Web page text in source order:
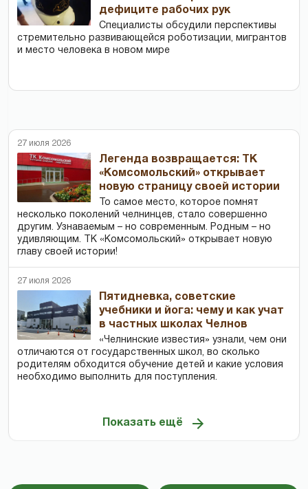
дефиците рабочих рук
Специалисты обсудили перспективы
стремительно развивающейся роботизации, мигрантов
и место человека в новом мире
27 июля 2026
Легенда возвращается: ТК
«Комсомольский» открывает
новую страницу своей истории
То самое место, которое помнят
несколько поколений челнинцев, стало совершенно
другим. Узнаваемым – но современным. Родным – но
удивляющим. ТК «Комсомольский» открывает новую
главу своей истории!
27 июля 2026
Пятидневка, советские
учебники и йога: чему и как учат
в частных школах Челнов
«Челнинские известия» узнали, чем они
отличаются от государственных школ, во сколько
родителям обходится обучение детей и какие условия
необходимо выполнить для поступления.
Показать ещё